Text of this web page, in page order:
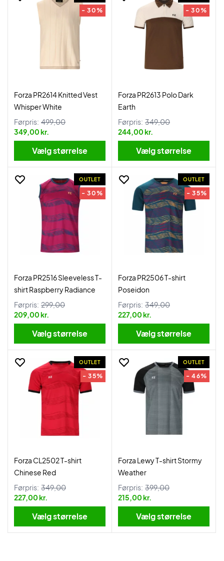
- 30%
Forza PR2614 Knitted Vest
Whisper White
Førpris: 499,00
349,00 kr.
Vælg størrelse
- 30%
Forza PR2613 Polo Dark
Earth
Førpris: 349,00
244,00 kr.
Vælg størrelse
OUTLET
- 30%
Forza PR2516 Sleeveless T-
shirt Raspberry Radiance
Førpris: 299,00
209,00 kr.
Vælg størrelse
OUTLET
- 35%
Forza PR2506 T-shirt
Poseidon
Førpris: 349,00
227,00 kr.
Vælg størrelse
OUTLET
- 35%
Forza CL2502 T-shirt
Chinese Red
Førpris: 349,00
227,00 kr.
Vælg størrelse
OUTLET
- 46%
Forza Lewy T-shirt Stormy
Weather
Førpris: 399,00
215,00 kr.
Vælg størrelse